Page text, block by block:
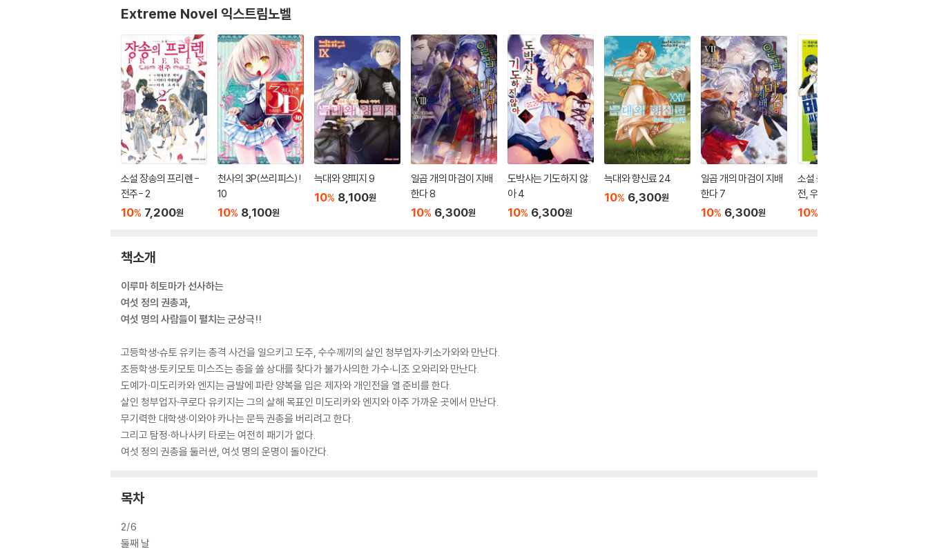
Extreme Novel 익스트림노벨
소설 장송의 프리렌 -
전주- 2
10% 7,200원
천사의 3P(쓰리피스)!
10
10% 8,100원
늑대와 양피지 9
10% 8,100원
일곱 개의 마검이 지배
한다 8
10% 6,300원
도박사는 기도하지 않
아 4
10% 6,300원
늑대와 향신료 24
10% 6,300원
일곱 개의 마검이 지배
한다 7
10% 6,300원
소설 블루 록 : 싸우기
전, 우리는
10%
책소개
이루마 히토마가 선사하는
여섯 정의 권총과,
여섯 명의 사람들이 펼치는 군상극!!
고등학생·슈토 유키는 총격 사건을 일으키고 도주, 수수께끼의 살인 청부업자·키소가와와 만난다.
초등학생·토키모토 미스즈는 총을 쏠 상대를 찾다가 불가사의한 가수·니조 오와리와 만난다.
도예가·미도리카와 엔지는 금발에 파란 양복을 입은 제자와 개인전을 열 준비를 한다.
살인 청부업자·쿠로다 유키지는 그의 살해 목표인 미도리카와 엔지와 아주 가까운 곳에서 만난다.
무기력한 대학생·이와야 카나는 문득 권총을 버리려고 한다.
그리고 탐정·하나사키 타로는 여전히 패기가 없다.
여섯 정의 권총을 둘러싼, 여섯 명의 운명이 돌아간다.
목차
2/6
둘째 날